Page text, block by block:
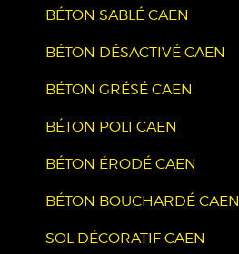
BÉTON SABLÉ CAEN
BÉTON DÉSACTIVÉ CAEN
BÉTON GRÉSÉ CAEN
BÉTON POLI CAEN
BÉTON ÉRODÉ CAEN
BÉTON BOUCHARDÉ CAEN
SOL DÉCORATIF CAEN